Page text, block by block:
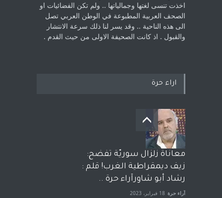
اخذت ‏تنسى لغتها وجمالياتها .. ولم تكن الفضائيات او
الصحف العربية المطبوعة في الوطن ‏العربي تصل
الى هذه الناحية .. وقد يسر لنا ذلك سرعة الانتشار
والقبول . اذ كانت ‏الصحيفة الاولى من حيث القدم . ‏
اراء حرة
معاناة زلزال سوريّة تفضح:
زيف ديمقراطية الغرب! قلم :
رشاد أبو شاورآراء حرة ..
آراء حرة 18 فبراير، 2023